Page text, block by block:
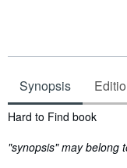
Synopsis
Synopsis
Hard to Find book
"synopsis" may belong